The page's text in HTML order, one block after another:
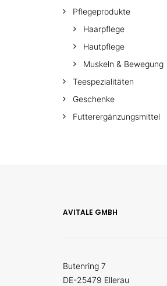
Pflegeprodukte
Haarpflege
Hautpflege
Muskeln & Bewegung
Teespezialitäten
Geschenke
Futterergänzungsmittel
AVITALE GMBH
Butenring 7
DE-25479 Ellerau